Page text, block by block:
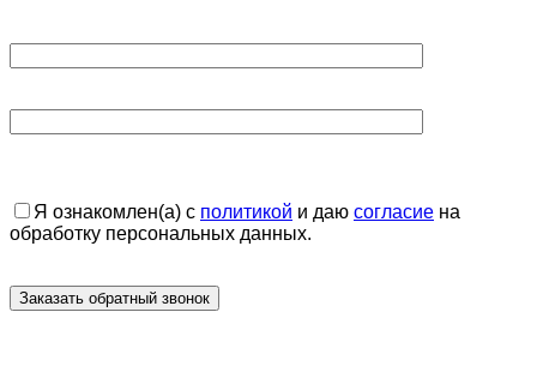
Я ознакомлен(а) с политикой и даю согласие на
обработку персональных данных.